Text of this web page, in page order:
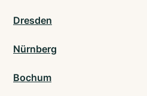
Dresden
Nürnberg
Bochum